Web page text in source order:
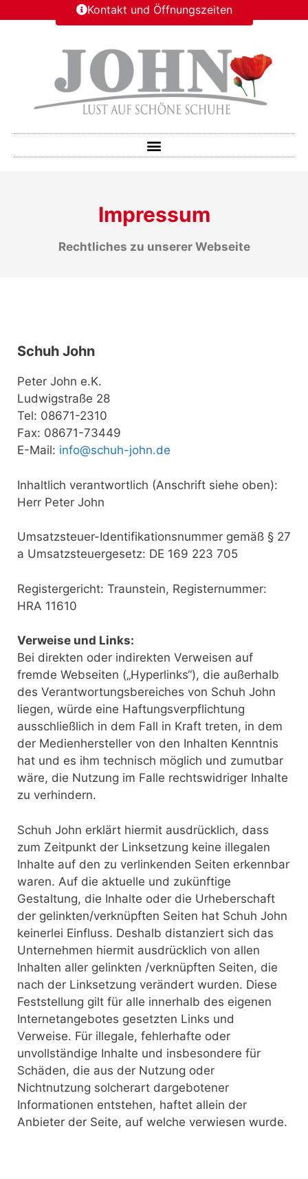
Kontakt und Öffnungszeiten
Impressum
Rechtliches zu unserer Webseite
Schuh John
Peter John e.K.
Ludwigstraße 28
Tel: 08671-2310
Fax: 08671-73449
E-Mail: info@schuh-john.de
Inhaltlich verantwortlich (Anschrift siehe oben):
Herr Peter John
Umsatzsteuer-Identifikationsnummer gemäß § 27
a Umsatzsteuergesetz: DE 169 223 705
Registergericht: Traunstein, Registernummer:
HRA 11610
Verweise und Links:
Bei direkten oder indirekten Verweisen auf
fremde Webseiten („Hyperlinks“), die außerhalb
des Verantwortungsbereiches von Schuh John
liegen, würde eine Haftungsverpflichtung
ausschließlich in dem Fall in Kraft treten, in dem
der Medienhersteller von den Inhalten Kenntnis
hat und es ihm technisch möglich und zumutbar
wäre, die Nutzung im Falle rechtswidriger Inhalte
zu verhindern.
Schuh John erklärt hiermit ausdrücklich, dass
zum Zeitpunkt der Linksetzung keine illegalen
Inhalte auf den zu verlinkenden Seiten erkennbar
waren. Auf die aktuelle und zukünftige
Gestaltung, die Inhalte oder die Urheberschaft
der gelinkten/verknüpften Seiten hat Schuh John
keinerlei Einfluss. Deshalb distanziert sich das
Unternehmen hiermit ausdrücklich von allen
Inhalten aller gelinkten /verknüpften Seiten, die
nach der Linksetzung verändert wurden. Diese
Feststellung gilt für alle innerhalb des eigenen
Internetangebotes gesetzten Links und
Verweise. Für illegale, fehlerhafte oder
unvollständige Inhalte und insbesondere für
Schäden, die aus der Nutzung oder
Nichtnutzung solcherart dargebotener
Informationen entstehen, haftet allein der
Anbieter der Seite, auf welche verwiesen wurde.